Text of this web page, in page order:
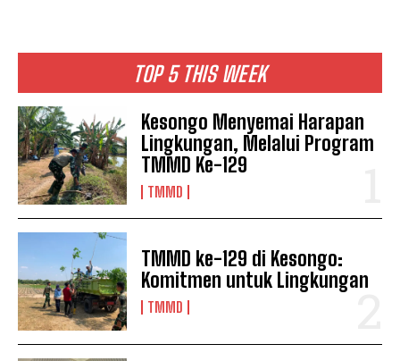
TOP 5 THIS WEEK
Kesongo Menyemai Harapan
Lingkungan, Melalui Program
TMMD Ke-129
TMMD
TMMD ke-129 di Kesongo:
Komitmen untuk Lingkungan
TMMD